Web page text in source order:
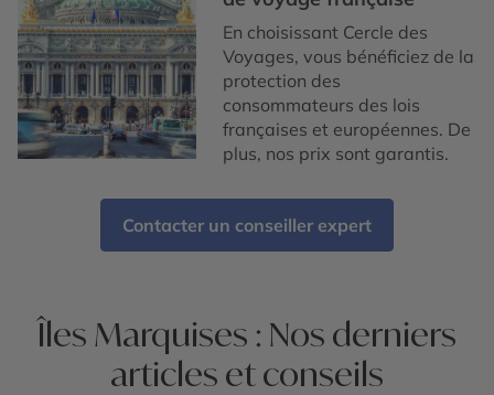
En choisissant Cercle des
Voyages, vous bénéficiez de la
protection des
consommateurs des lois
françaises et européennes. De
plus, nos prix sont garantis.
Contacter un conseiller expert
Îles Marquises : Nos derniers
articles et conseils